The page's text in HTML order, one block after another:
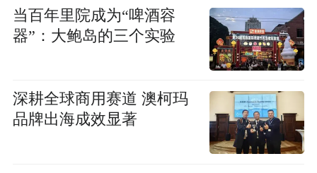
当百年里院成为“啤酒容
器”：大鲍岛的三个实验
深耕全球商用赛道 澳柯玛
品牌出海成效显著